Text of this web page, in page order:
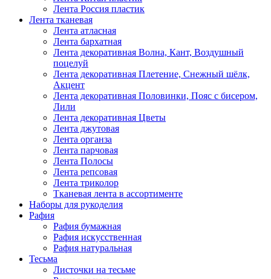
Лента Россия пластик
Лента тканевая
Лента атласная
Лента бархатная
Лента декоративная Волна, Кант, Воздушный
поцелуй
Лента декоративная Плетение, Снежный шёлк,
Акцент
Лента декоративная Половинки, Пояс с бисером,
Лили
Лента декоративная Цветы
Лента джутовая
Лента органза
Лента парчовая
Лента Полосы
Лента репсовая
Лента триколор
Тканевая лента в ассортименте
Наборы для рукоделия
Рафия
Рафия бумажная
Рафия искусственная
Рафия натуральная
Тесьма
Листочки на тесьме